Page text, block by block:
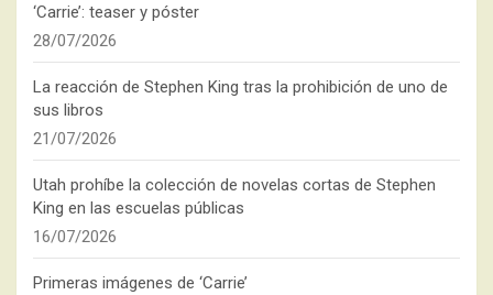
‘Carrie’: teaser y póster
28/07/2026
La reacción de Stephen King tras la prohibición de uno de
sus libros
21/07/2026
Utah prohíbe la colección de novelas cortas de Stephen
King en las escuelas públicas
16/07/2026
Primeras imágenes de ‘Carrie’